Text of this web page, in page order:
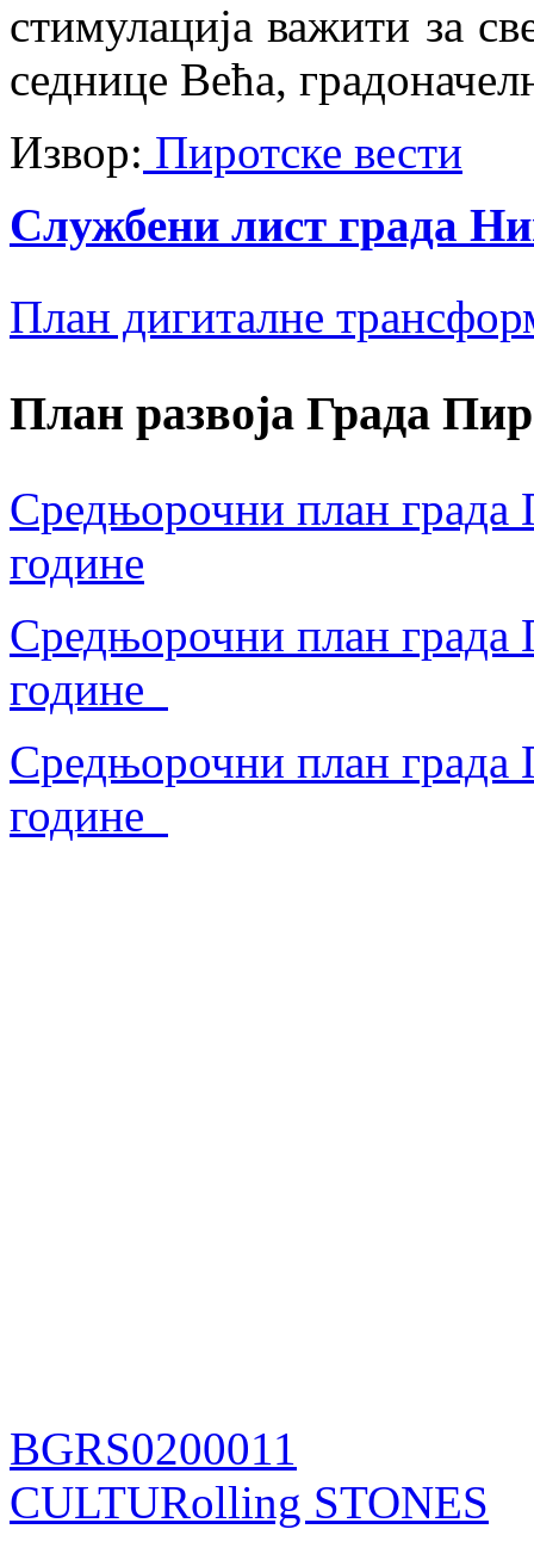
стимулација важити за
седнице Већа,
Извор: Пиротске вести
Службени лист града
План дигиталне
План развоја Града
Средњорочни план града
године
Средњорочни план града
године
Средњорочни план града
године
BGRS0200011
CULTURolling STONES